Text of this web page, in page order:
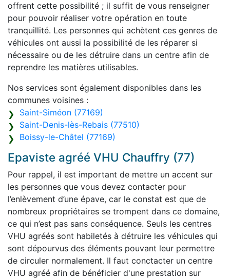
offrent cette possibilité ; il suffit de vous renseigner
pour pouvoir réaliser votre opération en toute
tranquillité. Les personnes qui achètent ces genres de
véhicules ont aussi la possibilité de les réparer si
nécessaire ou de les détruire dans un centre afin de
reprendre les matières utilisables.
Nos services sont également disponibles dans les
communes voisines :
Saint-Siméon (77169)
Saint-Denis-lès-Rebais (77510)
Boissy-le-Châtel (77169)
Epaviste agréé VHU Chauffry (77)
Pour rappel, il est important de mettre un accent sur
les personnes que vous devez contacter pour
l’enlèvement d’une épave, car le constat est que de
nombreux propriétaires se trompent dans ce domaine,
ce qui n’est pas sans conséquence. Seuls les centres
VHU agréés sont habiletés à détruire les véhicules qui
sont dépourvus des éléments pouvant leur permettre
de circuler normalement. Il faut conctacter un centre
VHU agréé afin de bénéficier d'une prestation sur